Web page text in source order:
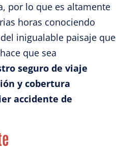
por lo que es altamente
horas conociendo
inigualable paisaje que
que sea
seguro de viaje
y cobertura
accidente de